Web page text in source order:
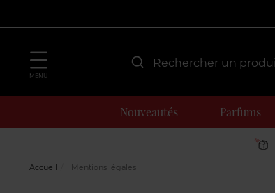
MENU
Nouveautés Parfums
Accueil Mentions légales